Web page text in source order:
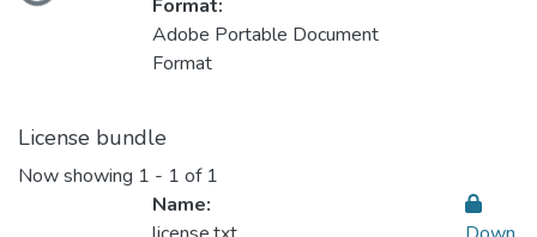
Format:
Adobe Portable Document
Format
License bundle
Now showing 1 - 1 of 1
Name: